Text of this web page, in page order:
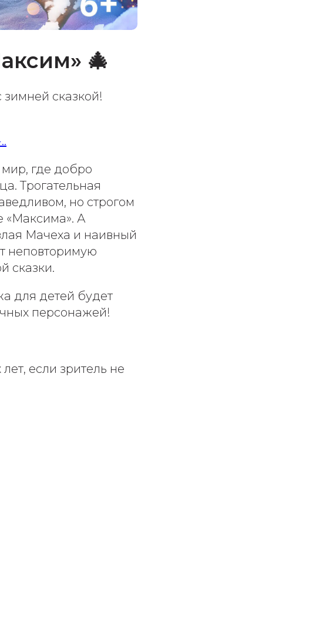
🎄
сказкой!
где добро
Трогательная
но строгом
«Максима». А
Мачеха и наивный
неповторимую
сказки.
для детей будет
персонажей!
если зритель не